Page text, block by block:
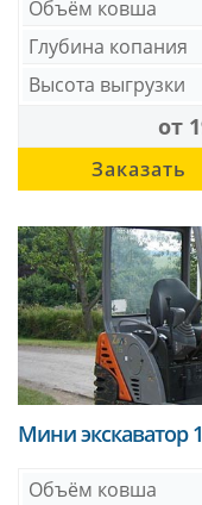
Объём ковша
Глубина копания
Высота выгрузки
от
Заказать
Мини экскаватор
Объём ковша